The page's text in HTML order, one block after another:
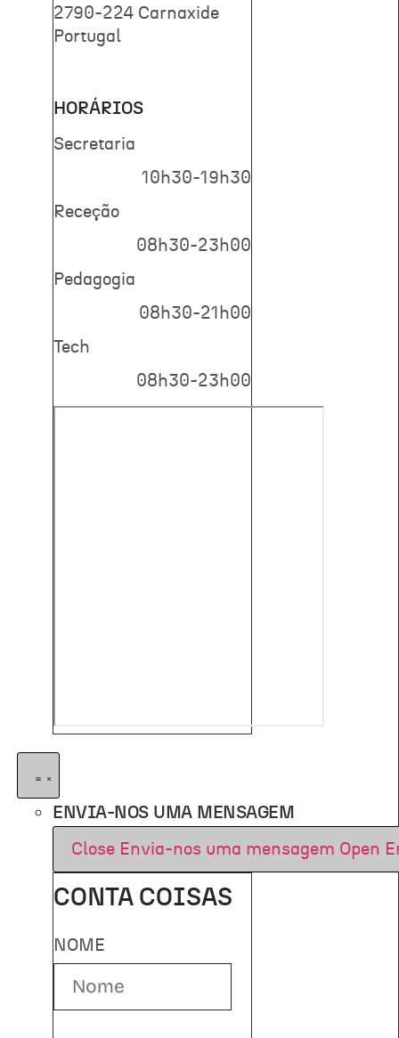
2790-224 Carnaxide
Portugal
HORÁRIOS
Secretaria
10h30-19h30
Receção
08h30-23h00
Pedagogia
08h30-21h00
Tech
08h30-23h00
ENVIA-NOS UMA MENSAGEM
Close Envia-nos uma mensagem Open
CONTA COISAS
NOME